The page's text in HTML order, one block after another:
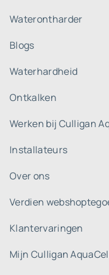
Waterontharder
Blogs
Waterhardheid
Ontkalken
Werken bij Culligan
Installateurs
Over ons
Verdien
Klantervaringen
Mijn Culligan